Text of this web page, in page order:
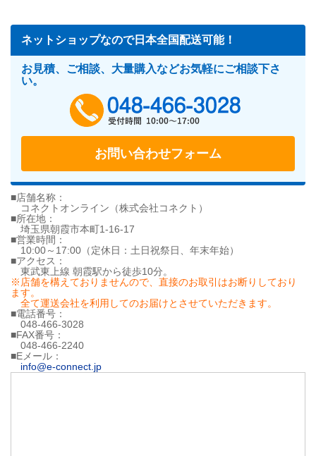
ネットショップなので日本全国配送可能！
お見積、ご相談、大量購入などお気軽にご相談下さ
い。
お問い合わせフォーム
■店舗名称：
コネクトオンライン（株式会社コネクト）
■所在地：
埼玉県朝霞市本町1-16-17
■営業時間：
10:00～17:00（定休日：土日祝祭日、年末年始）
■アクセス：
東武東上線 朝霞駅から徒歩10分。
※店舗を構えておりませんので、直接のお取引はお断りしており
ます。
全て運送会社を利用してのお届けとさせていただきます。
■電話番号：
048-466-3028
■FAX番号：
048-466-2240
■Eメール：
info@e-connect.jp